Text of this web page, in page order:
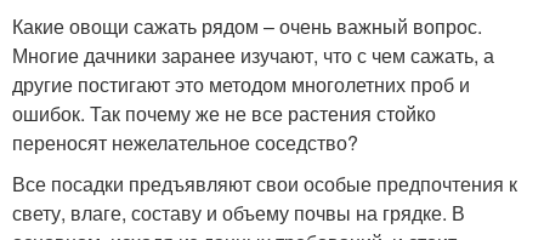
Какие овощи сажать рядом – очень важный вопрос.
Многие дачники заранее изучают, что с чем сажать, а
другие постигают это методом многолетних проб и
ошибок. Так почему же не все растения стойко
переносят нежелательное соседство?
Все посадки предъявляют свои особые предпочтения к
свету, влаге, составу и объему почвы на грядке. В